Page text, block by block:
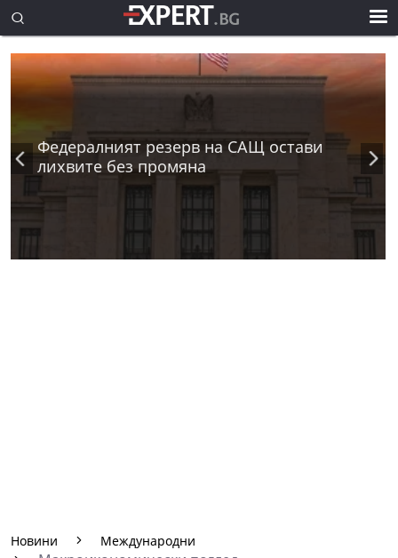
Федералният резерв на САЩ остави
лихвите без промяна
Новини Международни